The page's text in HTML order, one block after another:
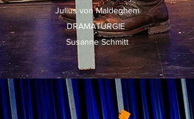
Julius von Maldeghem
DRAMATURGIE
Susanne Schmitt